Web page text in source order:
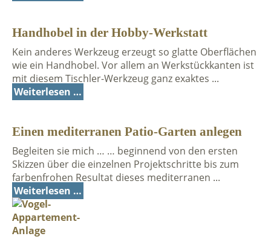
Handhobel in der Hobby-Werkstatt
Kein anderes Werkzeug erzeugt so glatte Oberflächen
wie ein Handhobel. Vor allem an Werkstückkanten ist
mit diesem Tischler-Werkzeug ganz exaktes ...
Weiterlesen …
Einen mediterranen Patio-Garten anlegen
Begleiten sie mich … … beginnend von den ersten
Skizzen über die einzelnen Projektschritte bis zum
farbenfrohen Resultat dieses mediterranen ...
Weiterlesen …